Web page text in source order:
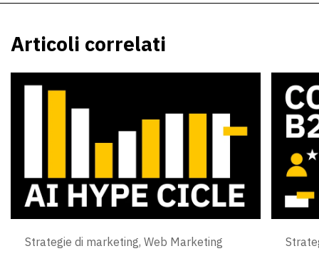
Articoli correlati
Strategie di marketing, Web Marketing